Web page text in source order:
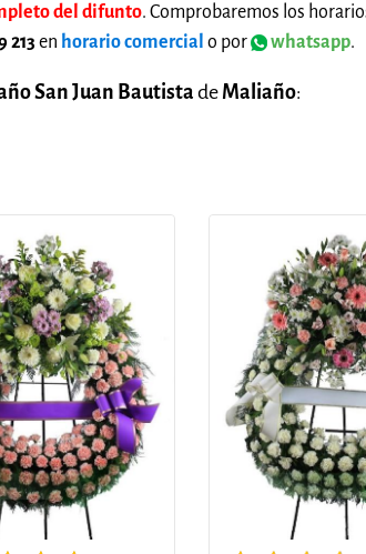
del difunto. Comprobaremos los
213 en horario comercial o por whatsapp.
San Juan Bautista de Maliaño: